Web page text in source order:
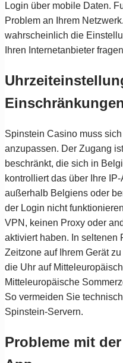
Login über mobile Daten.
Problem an Ihrem
wahrscheinlich die
Ihren Internetanbieter
Spinstein Casino muss
anzupassen. Der Zugang
beschränkt, die sich in
kontrolliert das über Ihre
außerhalb Belgiens oder
der Login nicht
VPN, keinen Proxy oder
aktiviert haben. In seltenen
Zeitzone auf Ihrem Gerät
die Uhr auf
Mitteleuropäische
So vermeiden Sie
Spinstein-Servern.
Probleme mit